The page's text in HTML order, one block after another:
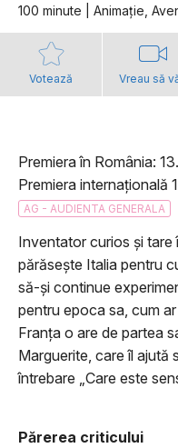
100 minute | Animaţie,
Votează Vreau să
Premiera în România:
Premiera internațională
AG - AUDIENTA GENERALA
Inventator curios și
părăsește Italia pentru
să-și continue
pentru epoca sa, cum
Franța o are de partea
Marguerite, care îl ajută
întrebare „Care este
Părerea criticului